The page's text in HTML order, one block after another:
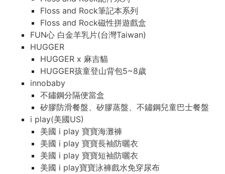
Floss and Rock筆記本系列
Floss and Rock磁性拼遊戲盒
FUN心 白金羊乳片(台灣Taiwan)
HUGGER
HUGGER x 麻吉貓
HUGGER孩童登山背包5~8歲
innobaby
不鏽鋼分隔便當盒
矽膠防滑餐盤、矽膠蒸盤、不鏽鋼兒童巴士餐盤
i play(美國US)
美國 i play 寶寶海灘褲
美國 i play 寶寶長袖防曬衣
美國 i play 寶寶短袖防曬衣
美國 i play寶寶泳褲戲水免穿尿布